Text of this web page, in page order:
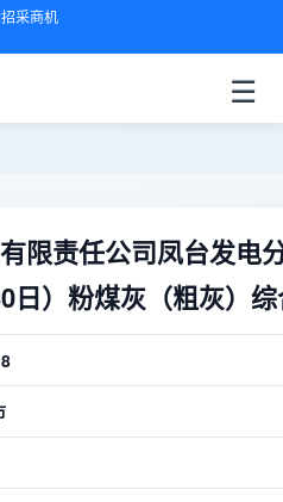
采商机
☰
限责任公司凤台发电
日）粉煤灰（粗灰）